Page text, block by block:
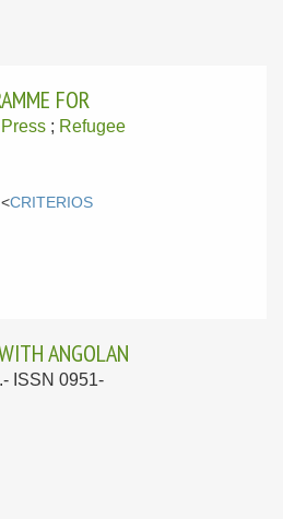
FOR
; Refugee
CRITERIOS
ANGOLAN
ISSN 0951-